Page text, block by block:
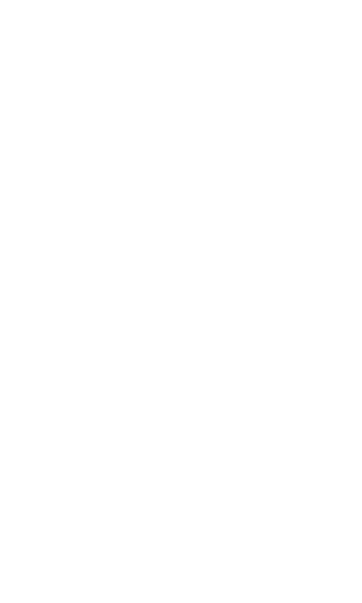
空氣品質資料請開啟